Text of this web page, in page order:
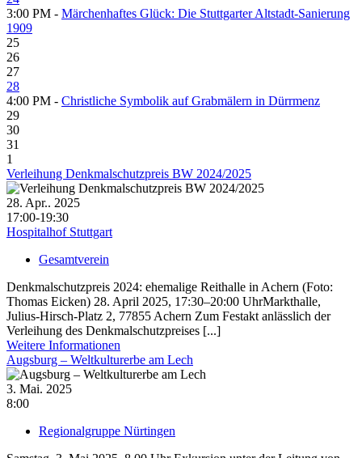
3:00 PM - Märchenhaftes Glück: Die Stuttgarter Altstadt-Sanierung
1909
25
26
27
28
4:00 PM - Christliche Symbolik auf Grabmälern in Dürrmenz
29
30
31
1
Verleihung Denkmalschutzpreis BW 2024/2025
28. Apr.. 2025
17:00-19:30
Hospitalhof Stuttgart
Gesamtverein
Denkmalschutzpreis 2024: ehemalige Reithalle in Achern (Foto:
Thomas Eicken) 28. April 2025, 17:30–20:00 UhrMarkthalle,
Julius-Hirsch-Platz 2, 77855 Achern Zum Festakt anlässlich der
Verleihung des Denkmalschutzpreises [...]
Weitere Informationen
Augsburg – Weltkulturerbe am Lech
3. Mai. 2025
8:00
Regionalgruppe Nürtingen